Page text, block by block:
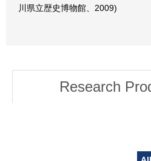
川県立歴史博物館、2009)
Research